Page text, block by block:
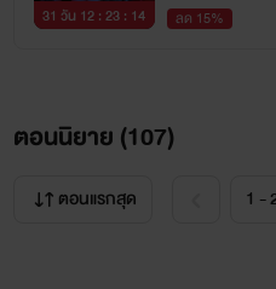
31 วัน 12 : 23 : 14 ลด 15%
ตอนนิยาย (107)
ตอนแรกสุด